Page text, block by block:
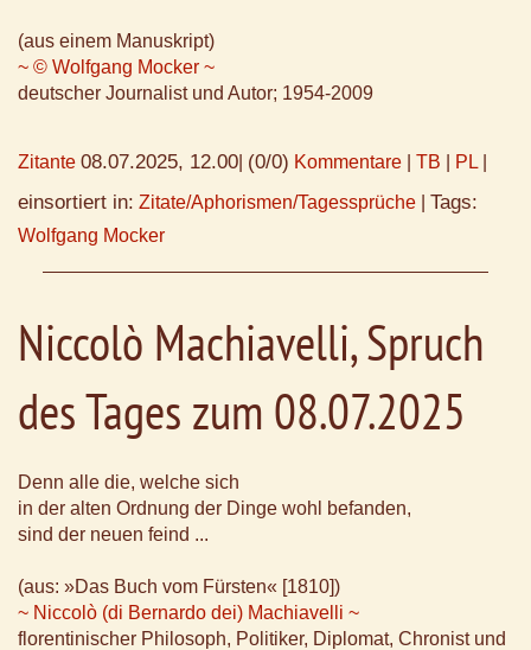
(aus einem Manuskript)
~ © Wolfgang Mocker ~
deutscher Journalist und Autor; 1954-2009
Zitante 08.07.2025, 12.00 (0/0) Kommentare TB PL
einsortiert in: Zitate/Aphorismen/Tagessprüche Tags:
Wolfgang Mocker
Niccolò Machiavelli, Spruch
des Tages zum 08.07.2025
Denn alle die, welche sich
in der alten Ordnung der Dinge wohl befanden,
sind der neuen feind ...
(aus: »Das Buch vom Fürsten« [1810])
~ Niccolò (di Bernardo dei) Machiavelli ~
florentinischer Philosoph, Politiker, Diplomat, Chronist und